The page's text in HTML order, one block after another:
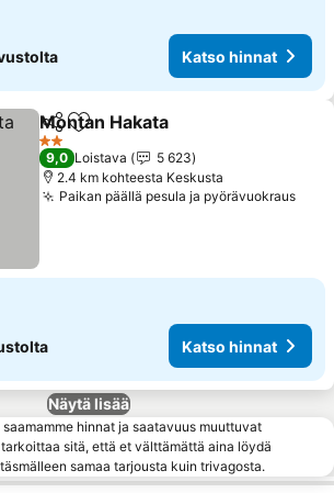
Katso hinnat
Jaa Lisää suosikkeihin
Montan Hakata
2 Tähtiluokitus
9,0 Loistava
5 623
2.4 km kohteesta Keskusta
Paikan päällä pesula ja pyörävuokraus
Katso hinnat
Näytä lisää
hinnat ja saatavuus muuttuvat
sitä, että et välttämättä aina löydä
samaa tarjousta kuin trivagosta.